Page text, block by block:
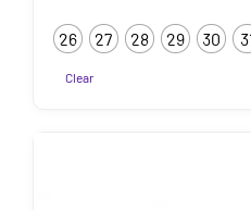
kuni
26 27 28 29 30
Clear